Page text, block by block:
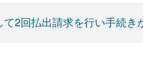
2回払出請求を行い手続